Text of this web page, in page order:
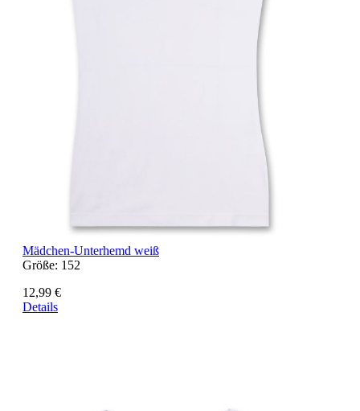
Mädchen-Unterhemd weiß
Größe: 152
12,99 €
Details